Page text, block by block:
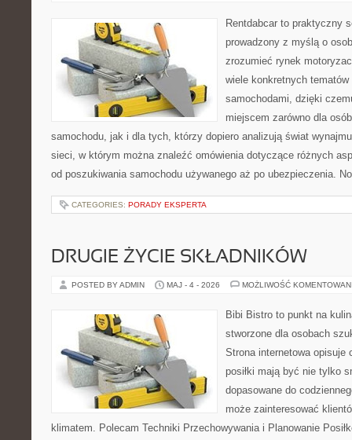
Rentdabcar to praktyczny
prowadzony z myślą o
zrozumieć rynek
wiele konkretnych
samochodami, dzięki
miejscem zarówno dla
samochodu, jak i dla tych, którzy dopiero analizują świat
sieci, w którym można znaleźć omówienia dotyczące różnych
od poszukiwania samochodu używanego aż po ubezpieczenia.
CATEGORIES: PORADY EKSPERTA
DRUGIE ŻYCIE SKŁADNIKÓW
POSTED BY ADMIN MAJ - 4 - 2026 MOŻLIWOŚĆ
Bibi Bistro to punkt na
stworzone dla osobach
Strona internetowa opisuje
posiłki mają być nie tylko
dopasowane do
może zainteresować
klimatem. Polecam Techniki Przechowywania i Planowanie